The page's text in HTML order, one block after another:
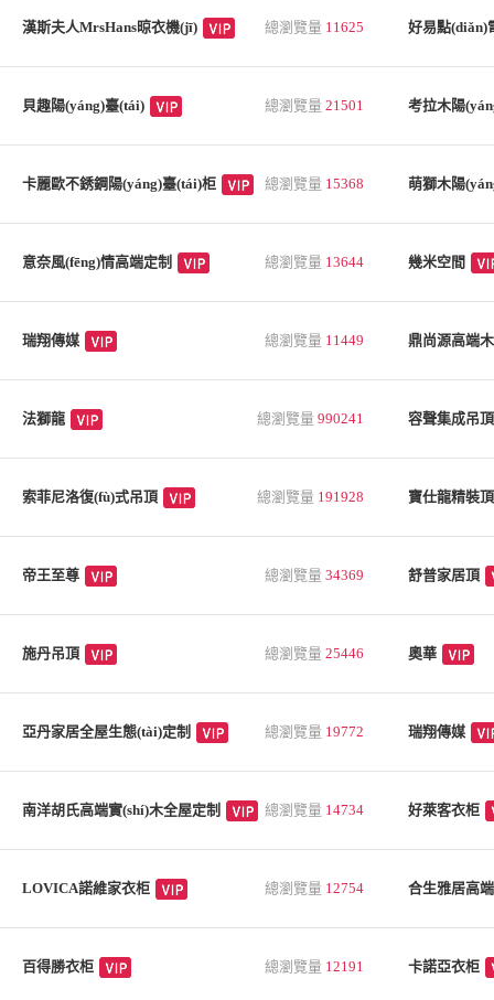
漢斯夫人MrsHans晾衣機(jī) 總瀏覽量 11625 好易點(diǎn)
貝趣陽(yáng)臺(tái) 總瀏覽量 21501 考拉木陽
卡麗歐不銹鋼陽(yáng)臺(tái)柜 總瀏覽量 15368 萌獅木陽
意奈風(fēng)情高端定制 總瀏覽量 13644 幾米空間
瑞翔傳媒 總瀏覽量 11449 鼎尚源高端
法獅龍 總瀏覽量 990241 容聲集成吊頂
索菲尼洛復(fù)式吊頂 總瀏覽量 191928 寶仕龍精裝
帝王至尊 總瀏覽量 34369 舒普家居頂
施丹吊頂 總瀏覽量 25446 奧華
亞丹家居全屋生態(tài)定制 總瀏覽量 19772 瑞翔傳媒
南洋胡氏高端實(shí)木全屋定制 總瀏覽量 14734 好萊客衣柜
LOVICA諾維家衣柜 總瀏覽量 12754 合生雅居高
百得勝衣柜 總瀏覽量 12191 卡諾亞衣柜